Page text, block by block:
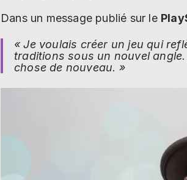
Dans un message publié sur le
« Je voulais créer un jeu qui
traditions sous un nouvel
chose de nouveau. »